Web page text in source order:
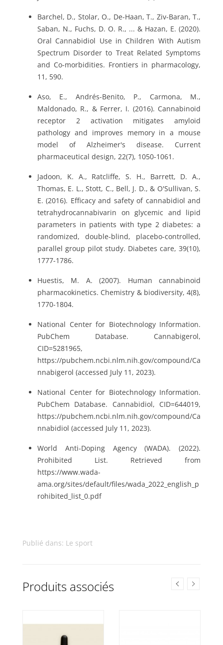
Barchel, D., Stolar, O., De-Haan, T., Ziv-Baran, T.,
Saban, N., Fuchs, D. O. R., ... & Hazan, E. (2020).
Oral Cannabidiol Use in Children With Autism
Spectrum Disorder to Treat Related Symptoms
and Co-morbidities. Frontiers in pharmacology,
11, 590.
Aso, E., Andrés-Benito, P., Carmona, M.,
Maldonado, R., & Ferrer, I. (2016). Cannabinoid
receptor 2 activation mitigates amyloid
pathology and improves memory in a mouse
model of Alzheimer's disease. Current
pharmaceutical design, 22(7), 1050-1061.
Jadoon, K. A., Ratcliffe, S. H., Barrett, D. A.,
Thomas, E. L., Stott, C., Bell, J. D., & O'Sullivan, S.
E. (2016). Efficacy and safety of cannabidiol and
tetrahydrocannabivarin on glycemic and lipid
parameters in patients with type 2 diabetes: a
randomized, double-blind, placebo-controlled,
parallel group pilot study. Diabetes care, 39(10),
1777-1786.
Huestis, M. A. (2007). Human cannabinoid
pharmacokinetics. Chemistry & biodiversity, 4(8),
1770-1804.
National Center for Biotechnology Information.
PubChem Database. Cannabigerol,
CID=5281965,
https://pubchem.ncbi.nlm.nih.gov/compound/Ca
nnabigerol (accessed July 11, 2023).
National Center for Biotechnology Information.
PubChem Database. Cannabidiol, CID=644019,
https://pubchem.ncbi.nlm.nih.gov/compound/Ca
nnabidiol (accessed July 11, 2023).
World Anti-Doping Agency (WADA). (2022).
Prohibited List. Retrieved from
https://www.wada-
ama.org/sites/default/files/wada_2022_english_p
rohibited_list_0.pdf
Publié dans: Le sport
Produits associés